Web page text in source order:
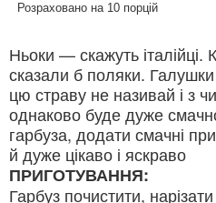
Розраховано на 10 порцій
Ньоки — скажуть італійці.
сказали б поляки.
цю страву не називай і з
однаково буде дуже
гарбуза, додати смачні
й дуже цікаво і яскраво
ПРИГОТУВАННЯ:
Гарбуз почистити,